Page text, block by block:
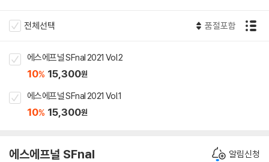
전체선택 품절포함
에스에프널 SFnal 2021 Vol.2
10% 15,300원
에스에프널 SFnal 2021 Vol.1
10% 15,300원
에스에프널 SFnal 알림신청